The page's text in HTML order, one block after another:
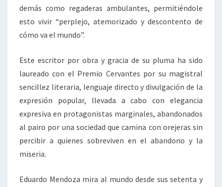
demás como regaderas ambulantes, permitiéndole
esto vivir “perplejo, atemorizado y descontento de
cómo va el mundo”.
Este escritor por obra y gracia de su pluma ha sido
laureado con el Premio Cervantes por su magistral
sencillez literaria, lenguaje directo y divulgación de la
expresión popular, llevada a cabo con elegancia
expresiva en protagonistas marginales, abandonados
al pairo por una sociedad que camina con orejeras sin
percibir a quienes sobreviven en el abandono y la
miseria.
Eduardo Mendoza mira al mundo desde sus setenta y